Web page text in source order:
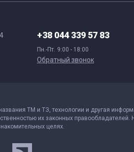
+38 044 339 57 83
Пн.-Пт. 9:00 - 18:00
Обратный звонок
ТМ и ТЗ, технологии и другая
их законных
целях.